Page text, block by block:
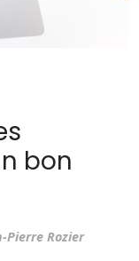
bon
Pierre Rozier